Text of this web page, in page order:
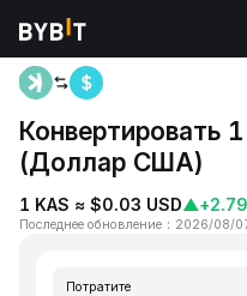
Главная
Конвертировать
(Доллар США)
1 KAS ≈ $0.03 USD▲
Последнее обновление ： 2026/08/
Потратите